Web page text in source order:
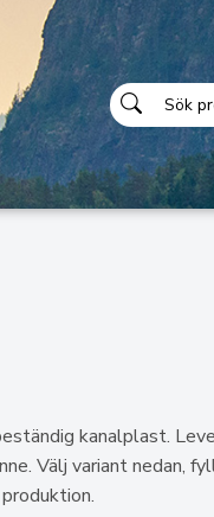
kanalplast.
Välj variant nedan,